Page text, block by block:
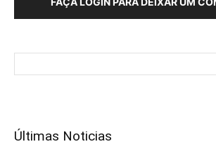
Últimas Noticias